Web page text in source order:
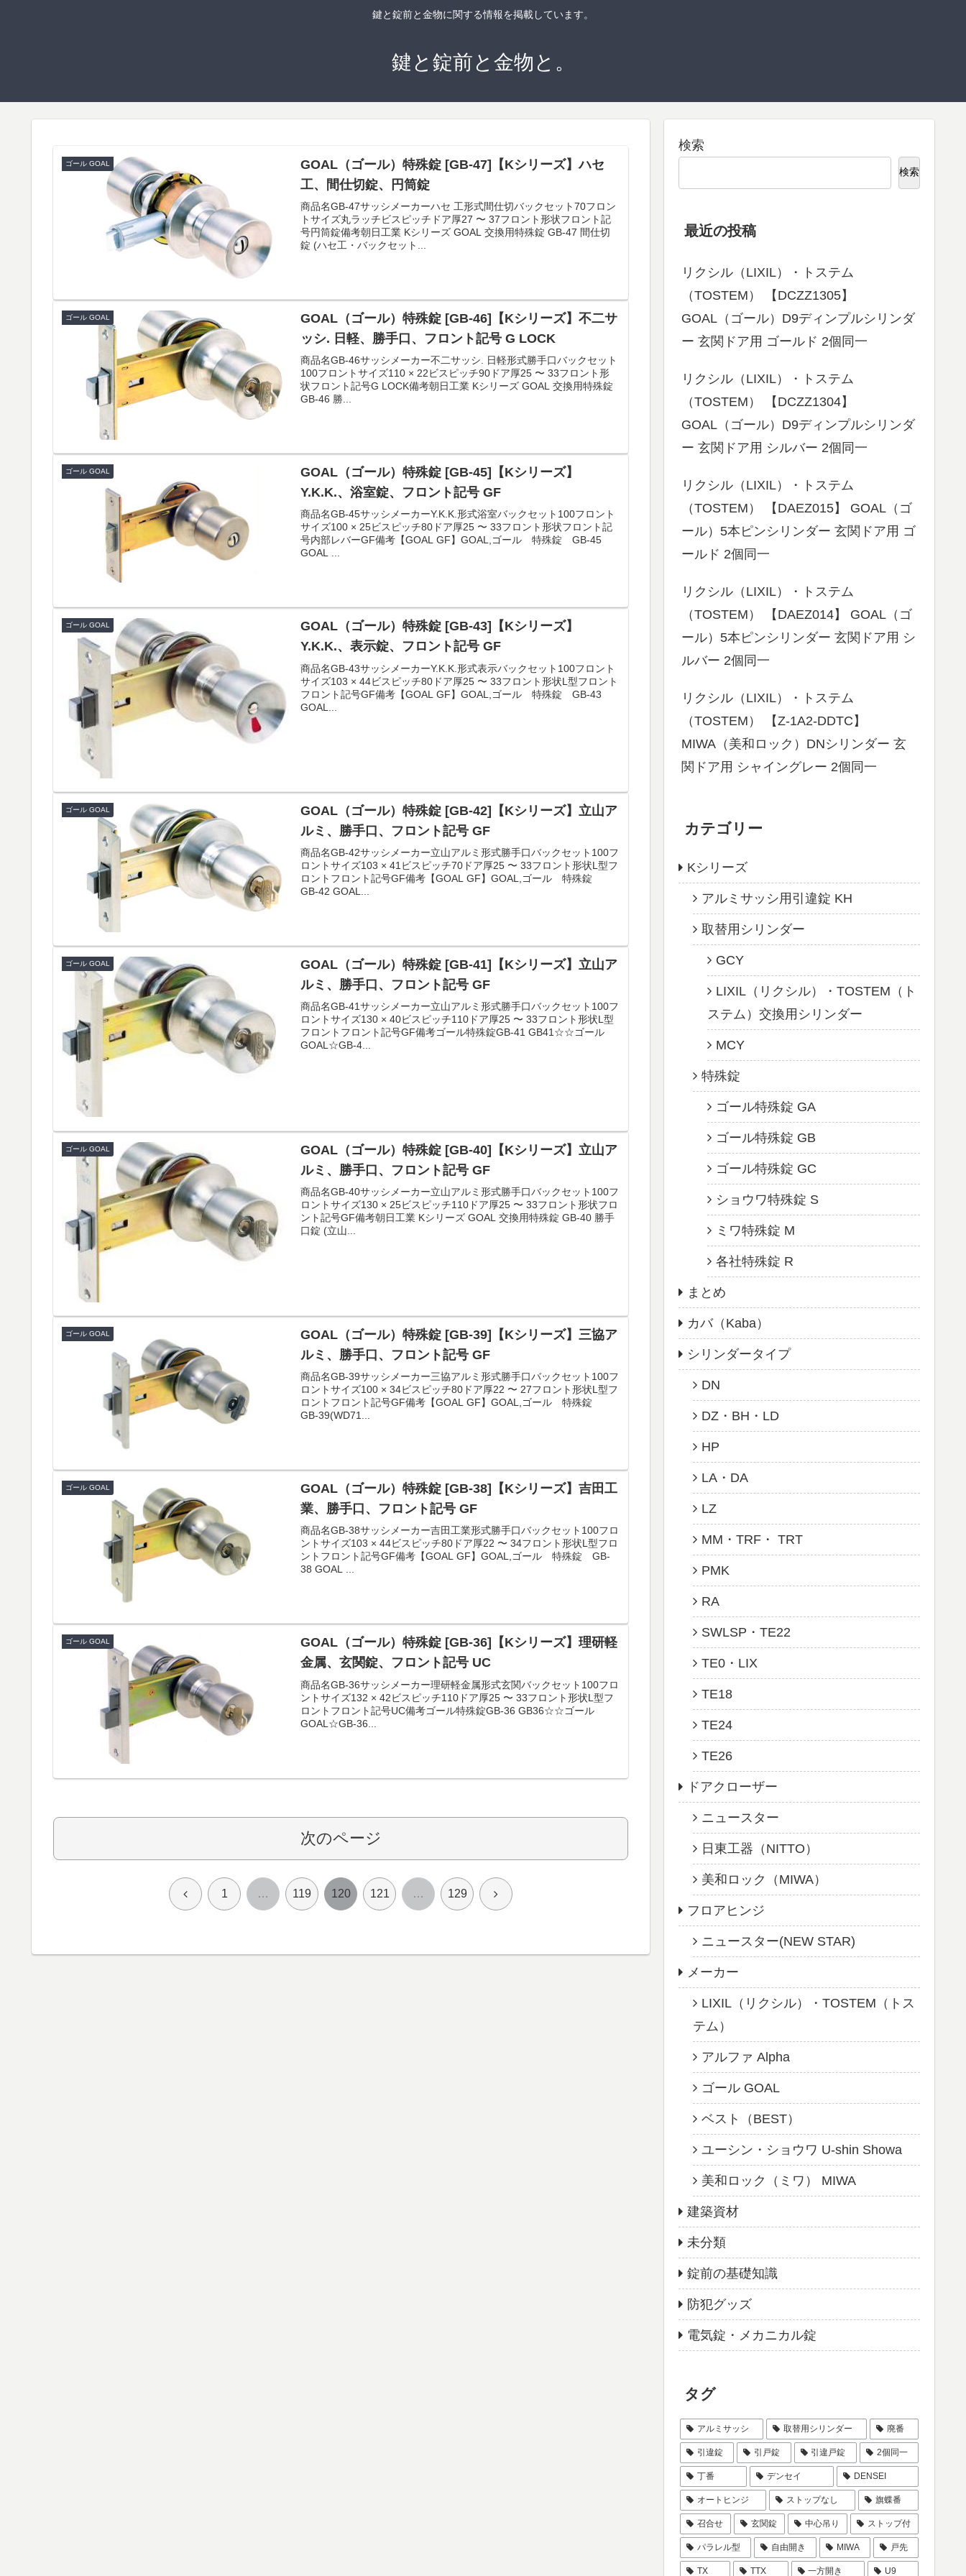
鍵と錠前と金物に関する情報を掲載しています。
鍵と錠前と金物と。
ゴール GOAL
GOAL（ゴール）特殊錠 [GB-47]【Kシリーズ】ハセ
工、間仕切錠、円筒錠
商品名GB-47サッシメーカーハセ 工形式間仕切バックセット70フロン
トサイズ丸ラッチビスピッチドア厚27 〜 37フロント形状フロント記
号円筒錠備考朝日工業 Kシリーズ GOAL 交換用特殊錠 GB-47 間仕切
錠 (ハセ工・バックセット...
ゴール GOAL
GOAL（ゴール）特殊錠 [GB-46]【Kシリーズ】不二サ
ッシ. 日軽、勝手口、フロント記号 G LOCK
商品名GB-46サッシメーカー不二サッシ. 日軽形式勝手口バックセット
100フロントサイズ110 × 22ビスピッチ90ドア厚25 〜 33フロント形
状フロント記号G LOCK備考朝日工業 Kシリーズ GOAL 交換用特殊錠
GB-46 勝...
ゴール GOAL
GOAL（ゴール）特殊錠 [GB-45]【Kシリーズ】
Y.K.K.、浴室錠、フロント記号 GF
商品名GB-45サッシメーカーY.K.K.形式浴室バックセット100フロント
サイズ100 × 25ビスピッチ80ドア厚25 〜 33フロント形状フロント記
号内部レバーGF備考【GOAL GF】GOAL,ゴール 特殊錠 GB-45
GOAL ...
ゴール GOAL
GOAL（ゴール）特殊錠 [GB-43]【Kシリーズ】
Y.K.K.、表示錠、フロント記号 GF
商品名GB-43サッシメーカーY.K.K.形式表示バックセット100フロント
サイズ103 × 44ビスピッチ80ドア厚25 〜 33フロント形状L型フロント
フロント記号GF備考【GOAL GF】GOAL,ゴール 特殊錠 GB-43
GOAL...
ゴール GOAL
GOAL（ゴール）特殊錠 [GB-42]【Kシリーズ】立山ア
ルミ、勝手口、フロント記号 GF
商品名GB-42サッシメーカー立山アルミ形式勝手口バックセット100フ
ロントサイズ103 × 41ビスピッチ70ドア厚25 〜 33フロント形状L型フ
ロントフロント記号GF備考【GOAL GF】GOAL,ゴール 特殊錠
GB-42 GOAL...
ゴール GOAL
GOAL（ゴール）特殊錠 [GB-41]【Kシリーズ】立山ア
ルミ、勝手口、フロント記号 GF
商品名GB-41サッシメーカー立山アルミ形式勝手口バックセット100フ
ロントサイズ130 × 40ビスピッチ110ドア厚25 〜 33フロント形状L型
フロントフロント記号GF備考ゴール特殊錠GB-41 GB41☆☆ゴール
GOAL☆GB-4...
ゴール GOAL
GOAL（ゴール）特殊錠 [GB-40]【Kシリーズ】立山ア
ルミ、勝手口、フロント記号 GF
商品名GB-40サッシメーカー立山アルミ形式勝手口バックセット100フ
ロントサイズ130 × 25ビスピッチ110ドア厚25 〜 33フロント形状フロ
ント記号GF備考朝日工業 Kシリーズ GOAL 交換用特殊錠 GB-40 勝手
口錠 (立山...
ゴール GOAL
GOAL（ゴール）特殊錠 [GB-39]【Kシリーズ】三協ア
ルミ、勝手口、フロント記号 GF
商品名GB-39サッシメーカー三協アルミ形式勝手口バックセット100フ
ロントサイズ100 × 34ビスピッチ80ドア厚22 〜 27フロント形状L型フ
ロントフロント記号GF備考【GOAL GF】GOAL,ゴール 特殊錠
GB-39(WD71...
ゴール GOAL
GOAL（ゴール）特殊錠 [GB-38]【Kシリーズ】吉田工
業、勝手口、フロント記号 GF
商品名GB-38サッシメーカー吉田工業形式勝手口バックセット100フロ
ントサイズ103 × 44ビスピッチ80ドア厚22 〜 34フロント形状L型フロ
ントフロント記号GF備考【GOAL GF】GOAL,ゴール 特殊錠 GB-
38 GOAL ...
ゴール GOAL
GOAL（ゴール）特殊錠 [GB-36]【Kシリーズ】理研軽
金属、玄関錠、フロント記号 UC
商品名GB-36サッシメーカー理研軽金属形式玄関バックセット100フロ
ントサイズ132 × 42ビスピッチ110ドア厚25 〜 33フロント形状L型フ
ロントフロント記号UC備考ゴール特殊錠GB-36 GB36☆☆ゴール
GOAL☆GB-36...
次のページ
前 1 … 119 120 121 … 129 次
検索
検索
最近の投稿
リクシル（LIXIL）・トステム
（TOSTEM） 【DCZZ1305】
GOAL（ゴール）D9ディンプルシリンダ
ー 玄関ドア用 ゴールド 2個同一
リクシル（LIXIL）・トステム
（TOSTEM） 【DCZZ1304】
GOAL（ゴール）D9ディンプルシリンダ
ー 玄関ドア用 シルバー 2個同一
リクシル（LIXIL）・トステム
（TOSTEM） 【DAEZ015】 GOAL（ゴ
ール）5本ピンシリンダー 玄関ドア用 ゴ
ールド 2個同一
リクシル（LIXIL）・トステム
（TOSTEM） 【DAEZ014】 GOAL（ゴ
ール）5本ピンシリンダー 玄関ドア用 シ
ルバー 2個同一
リクシル（LIXIL）・トステム
（TOSTEM） 【Z-1A2-DDTC】
MIWA（美和ロック）DNシリンダー 玄
関ドア用 シャイングレー 2個同一
カテゴリー
Kシリーズ
アルミサッシ用引違錠 KH
取替用シリンダー
GCY
LIXIL（リクシル）・TOSTEM（ト
ステム）交換用シリンダー
MCY
特殊錠
ゴール特殊錠 GA
ゴール特殊錠 GB
ゴール特殊錠 GC
ショウワ特殊錠 S
ミワ特殊錠 M
各社特殊錠 R
まとめ
カバ（Kaba）
シリンダータイプ
DN
DZ・BH・LD
HP
LA・DA
LZ
MM・TRF・ TRT
PMK
RA
SWLSP・TE22
TE0・LIX
TE18
TE24
TE26
ドアクローザー
ニュースター
日東工器（NITTO）
美和ロック（MIWA）
フロアヒンジ
ニュースター(NEW STAR)
メーカー
LIXIL（リクシル）・TOSTEM（トス
テム）
アルファ Alpha
ゴール GOAL
ベスト（BEST）
ユーシン・ショウワ U-shin Showa
美和ロック（ミワ） MIWA
建築資材
未分類
錠前の基礎知識
防犯グッズ
電気錠・メカニカル錠
タグ
アルミサッシ 取替用シリンダー 廃番
引違錠 引戸錠 引違戸錠 2個同一
丁番 デンセイ DENSEI
オートヒンジ ストップなし 旗蝶番
召合せ 玄関錠 中心吊り ストップ付
パラレル型 自由開き MIWA 戸先
TX TTX 一方開き U9